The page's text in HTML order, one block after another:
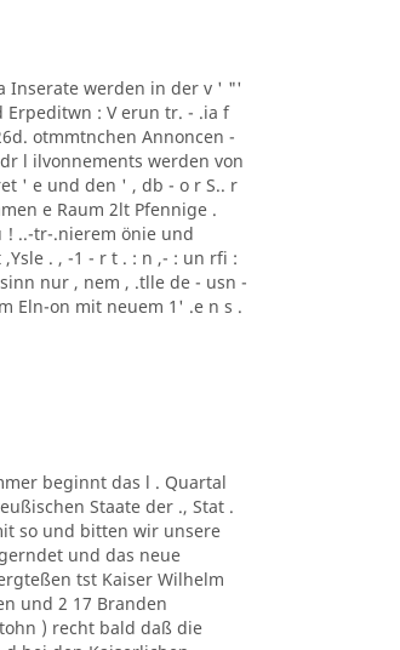
Inserate werden in der v ' "'
Erpeditwn : V erun tr. - .ia f
otmmtnchen Annoncen -
l ilvonnements werden von
' e und den ' , db - o r S.. r
e Raum 2lt Pfennige .
! ..-tr-.nierem önie und
. , -1 - r t . : n ,- : un rfi :
nur , nem , .tlle de - usn -
Eln-on mit neuem 1' .e n s .
beginnt das l . Quartal
Staate der ., Stat .
so und bitten wir unsere
und das neue
tst Kaiser Wilhelm
und 2 17 Branden
) recht bald daß die